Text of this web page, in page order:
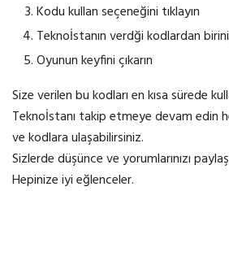
Kodu kullan seçeneğini tıklayın
Teknoİstanın verdği kodlardan
Oyunun keyfini çıkarın
Size verilen bu kodları en kısa sürede
Teknoİstanı takip etmeye devam edin
ve kodlara ulaşabilirsiniz.
Sizlerde düşünce ve yorumlarınızı
Hepinize iyi eğlenceler.